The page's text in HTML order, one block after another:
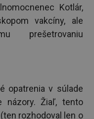
Kotlár,
vakcíny, ale
prešetrovaniu
opatrenia v súlade
názory. Žiaľ, tento
rozhodoval len o